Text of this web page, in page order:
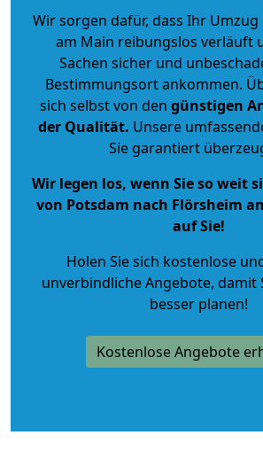
Wir sorgen dafür, dass Ihr Umzug
am Main reibungslos verläuft
Sachen sicher und
Bestimmungsort ankommen.
sich selbst von den günstigen
der Qualität. Unsere
Sie garantiert
Wir legen los, wenn Sie so weit
von Potsdam nach Flörsheim
auf Sie!
Holen Sie sich kostenlose
unverbindliche Angebote, damit
besser planen!
Kostenlose Angebote